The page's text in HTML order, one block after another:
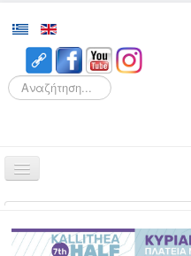
Search
Αγώνες